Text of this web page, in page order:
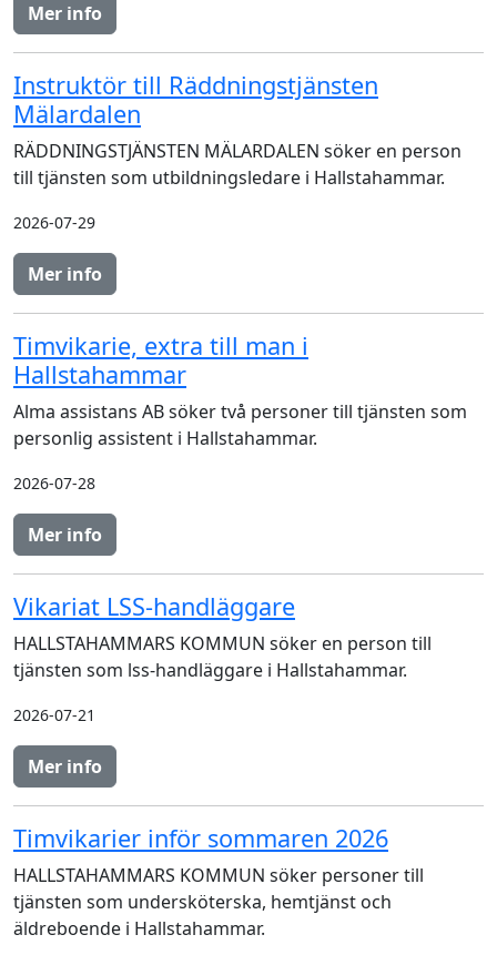
Mer info
Instruktör till Räddningstjänsten
Mälardalen
RÄDDNINGSTJÄNSTEN MÄLARDALEN söker en person
till tjänsten som utbildningsledare i Hallstahammar.
2026-07-29
Mer info
Timvikarie, extra till man i
Hallstahammar
Alma assistans AB söker två personer till tjänsten som
personlig assistent i Hallstahammar.
2026-07-28
Mer info
Vikariat LSS-handläggare
HALLSTAHAMMARS KOMMUN söker en person till
tjänsten som lss-handläggare i Hallstahammar.
2026-07-21
Mer info
Timvikarier inför sommaren 2026
HALLSTAHAMMARS KOMMUN söker personer till
tjänsten som undersköterska, hemtjänst och
äldreboende i Hallstahammar.